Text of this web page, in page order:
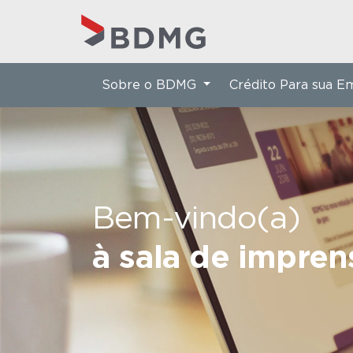
Bem-vindo(a)
à sala de
Sobre o BDMG Crédito Para sua